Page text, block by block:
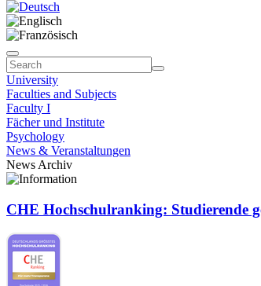
University
Faculties and Subjects
Faculty I
Fächer und Institute
Psychology
News & Veranstaltungen
News Archiv
CHE Hochschulranking: Studierende